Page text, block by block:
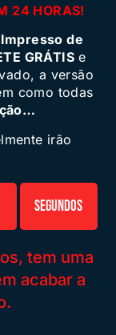
24 HORAS!
de
GRÁTIS e
a versão
como todas
irão
Segundos
tem uma
acabar a